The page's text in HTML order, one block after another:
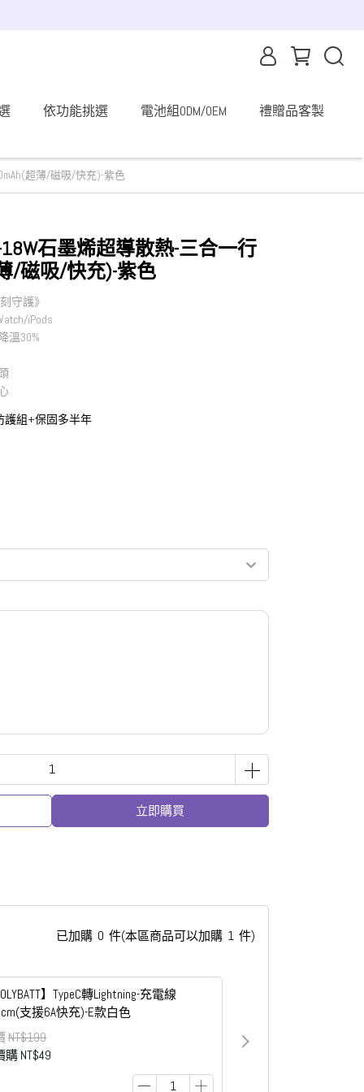
依功能挑選 電池組ODM/OEM 禮贈品客製
超薄/磁吸/快充)-紫色
18W石墨烯超導散熱-三合一行
/磁吸/快充)-紫色
守護》
iPods
溫30%
護組+保固多半年
立即購買
已加購 0 件(本區商品可以加購 1 件)
】TypeC轉Lightning-充電線
支援6A快充)-E款白色
NT$199
購 NT$49